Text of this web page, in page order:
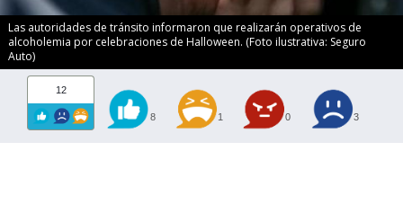
Las autoridades de tránsito informaron que realizarán operativos de
alcoholemia por celebraciones de Halloween. (Foto ilustrativa: Seguro
Auto)
12
8 1 0 3